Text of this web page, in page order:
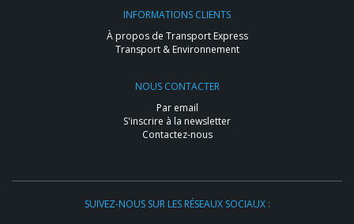
INFORMATIONS CLIENTS
À propos de Transport Express
Transport & Environnement
NOUS CONTACTER
Par email
S'inscrire à la newsletter
Contactez-nous
SUIVEZ-NOUS SUR LES RÉSEAUX SOCIAUX :